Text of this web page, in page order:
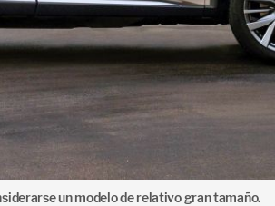
un modelo de relativo gran tamaño.